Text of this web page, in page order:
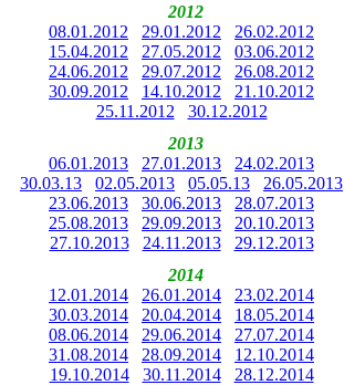
2012
08.01.2012
29.01.2012
26.02.2012
15.04.2012
27.05.2012
03.06.2012
24.06.2012
29.07.2012
26.08.2012
30.09.2012
14.10.2012
21.10.2012
25.11.2012
30.12.2012
2013
06.01.2013
27.01.2013
24.02.2013
30.03.13
02.05.2013 05.05.13
26.05.2013
23.06.2013
30.06.2013
28.07.2013
25.08.2013
29.09.2013
20.10.2013
27.10.2013
24.11.2013
29.12.2013
2014
12.01.2014
26.01.2014
23.02.2014
30.03.2014
20.04.2014
18.05.2014
08.06.2014
29.06.2014
27.07.2014
31.08.2014
28.09.2014
12.10.2014
19.10.2014
30.11.2014
28.12.2014